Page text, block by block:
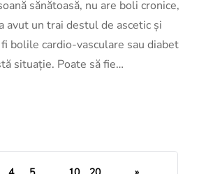
sănătoasă, nu are boli cronice,
avut un trai destul de ascetic și
bolile cardio-vasculare sau diabet
situație. Poate să fie…